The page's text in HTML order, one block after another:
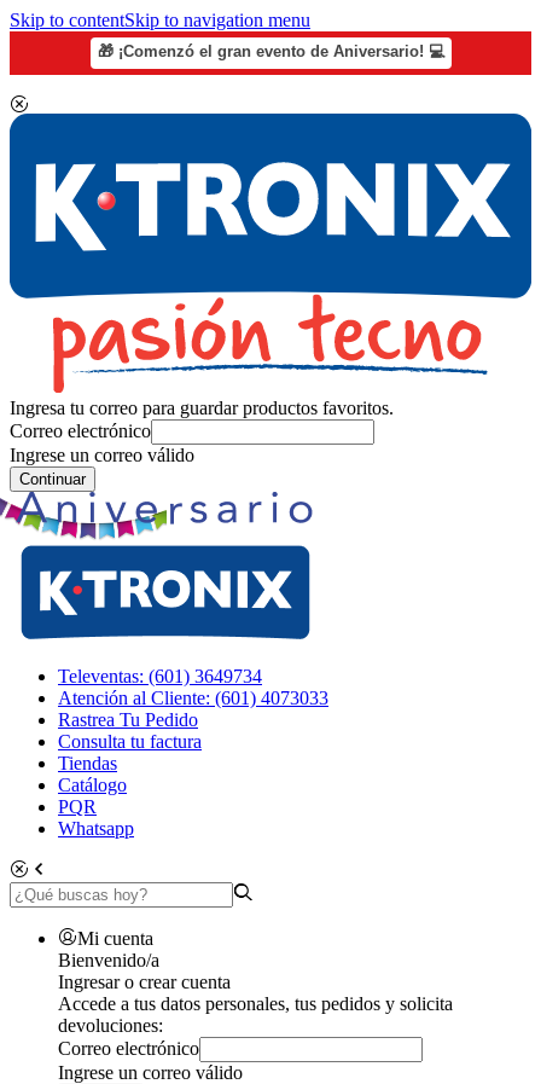
Skip to contentSkip to navigation menu
🎁 ¡Comenzó el gran evento de Aniversario! 💻
Ingresa tu correo para guardar productos favoritos.
Correo electrónico
Ingrese un correo válido
Continuar
Televentas: (601) 3649734
Atención al Cliente: (601) 4073033
Rastrea Tu Pedido
Consulta tu factura
Tiendas
Catálogo
PQR
Whatsapp
Mi cuenta
Bienvenido/a
Ingresar o crear cuenta
Accede a tus datos personales, tus pedidos y solicita
devoluciones:
Correo electrónico
Ingrese un correo válido